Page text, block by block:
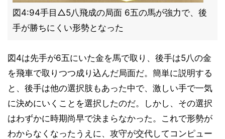
図4:94手目△5八飛成の局面 6五の馬が強力で、後
手が勝ちにくい形勢となった
図4は先手が6五にいた金を馬で取り、後手は5八の金
を飛車で取りつつ成り込んだ局面だ。簡単に説明する
と、後手は他の選択肢もあった中で、激しい手で一気
に決めにいくことを選択したのだ。しかし、その選択
はわずかに時期尚早で決まらなかった。これで形勢が
わからなくなったうえに、攻守が交代してコンピュー